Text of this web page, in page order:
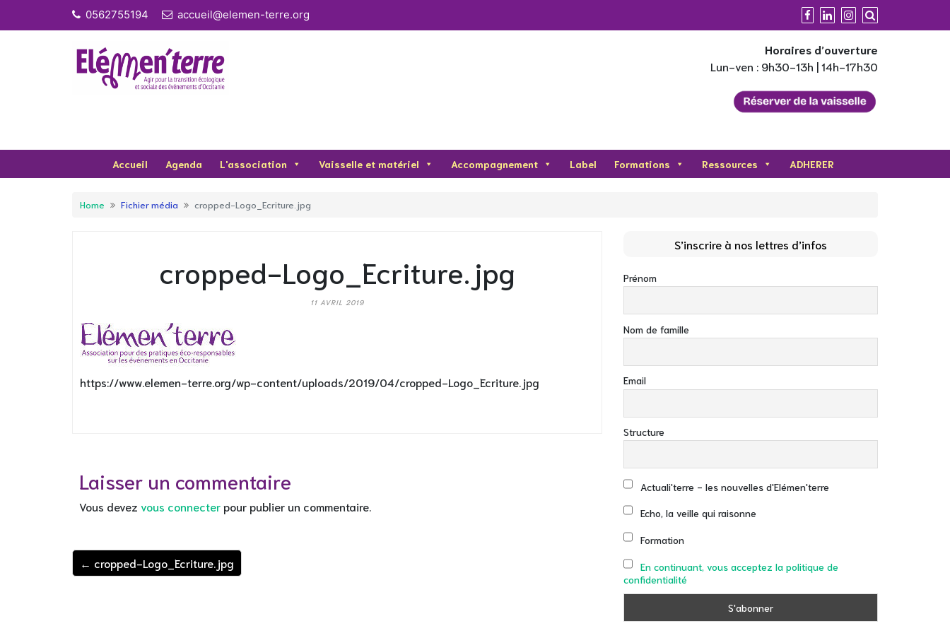
0562755194 accueil@elemen-terre.org
Horaires d’ouverture
Lun-ven : 9h30-13h | 14h-17h30
Accueil Agenda L'association Vaisselle et matériel Accompagnement Label Formations Ressources ADHERER
Home Fichier média cropped-Logo_Ecriture.jpg
cropped-Logo_Ecriture.jpg
11 AVRIL 2019
https://www.elemen-terre.org/wp-content/uploads/2019/04/cropped-Logo_Ecriture.jpg
Laisser un commentaire
Vous devez vous connecterpour publier un commentaire.
← cropped-Logo_Ecriture.jpg
S’inscrire à nos lettres d’infos
Prénom
Nom de famille
Email
Structure
Actuali'terre - les nouvelles d'Elémen'terre
Echo, la veille qui raisonne
Formation
En continuant, vous acceptez la politique de
confidentialité